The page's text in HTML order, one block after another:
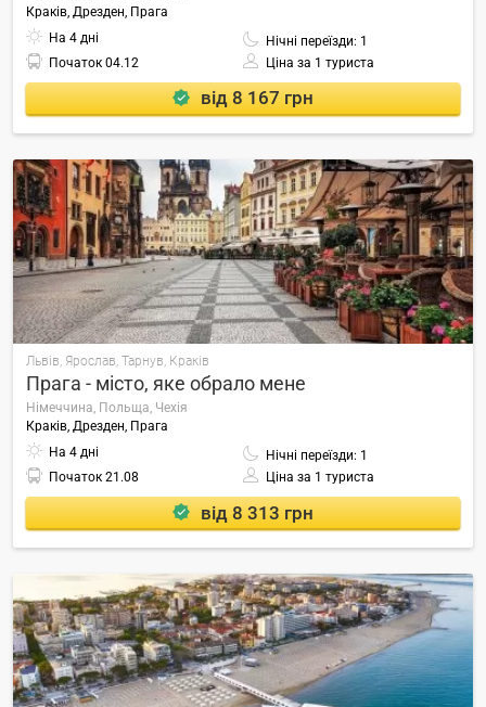
Краків, Дрезден, Прага
На 4 дні
Нічні переїзди: 1
Початок 04.12 Ціна за 1 туриста
від 8 167 грн
Львів, Ярослав, Тарнув, Краків
Прага - місто, яке обрало мене
Німеччина, Польща, Чехія
Краків, Дрезден, Прага
На 4 дні
Нічні переїзди: 1
Початок 21.08 Ціна за 1 туриста
від 8 313 грн